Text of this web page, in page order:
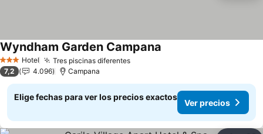
3 Estrellas
Hotel Tres piscinas diferentes
Wyndham Garden Campana
7,2 4.096 Campana
Elige fechas para ver los precios exactos
Ver precios